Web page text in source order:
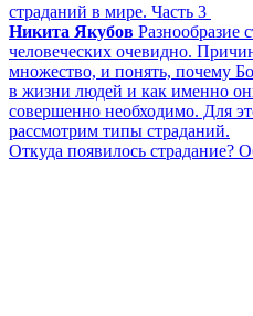
страданий в мире. Часть 3
Никита Якубов Разнообразие
человеческих очевидно.
множество, и понять, почему
в жизни людей и как именно
совершенно необходимо. Для
рассмотрим типы страданий.
Откуда появилось страдание?